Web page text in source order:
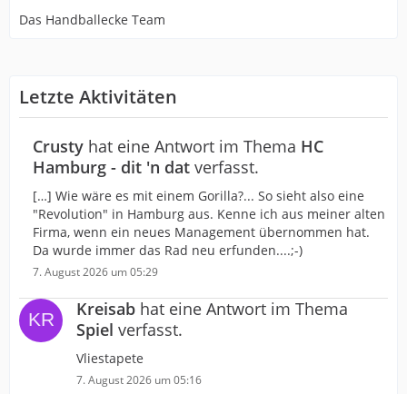
Das Handballecke Team
Letzte Aktivitäten
Crusty hat eine Antwort im Thema HC
Hamburg - dit 'n dat verfasst.
[…] Wie wäre es mit einem Gorilla?... So sieht also eine
"Revolution" in Hamburg aus. Kenne ich aus meiner alten
Firma, wenn ein neues Management übernommen hat.
Da wurde immer das Rad neu erfunden....;-)
7. August 2026 um 05:29
Kreisab hat eine Antwort im Thema
Spiel verfasst.
Vliestapete
7. August 2026 um 05:16